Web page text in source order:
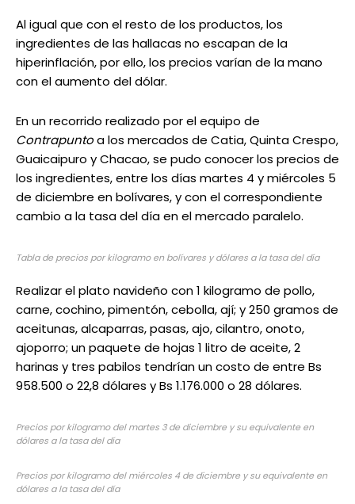
Al igual que con el resto de los productos, los
ingredientes de las hallacas no escapan de la
hiperinflación, por ello, los precios varían de la mano
con el aumento del dólar.
En un recorrido realizado por el equipo de
Contrapuntoa los mercados de Catia, Quinta Crespo,
Guaicaipuro y Chacao, se pudo conocer los precios de
los ingredientes, entre los días martes 4 y miércoles 5
de diciembre en bolívares, y con el correspondiente
cambio a la tasa del día en el mercado paralelo.
Tabla de precios por kilogramo en bolívares y dólares a la tasa del día
Realizar el plato navideño con 1 kilogramo de pollo,
carne, cochino, pimentón, cebolla, ají; y 250 gramos de
aceitunas, alcaparras, pasas, ajo, cilantro, onoto,
ajoporro; un paquete de hojas 1 litro de aceite, 2
harinas y tres pabilos tendrían un costo de entre Bs
958.500 o 22,8 dólares y Bs 1.176.000 o 28 dólares.
Precios por kilogramo del martes 3 de diciembre y su equivalente en
dólares a la tasa del día
Precios por kilogramo del miércoles 4 de diciembre y su equivalente en
dólares a la tasa del día